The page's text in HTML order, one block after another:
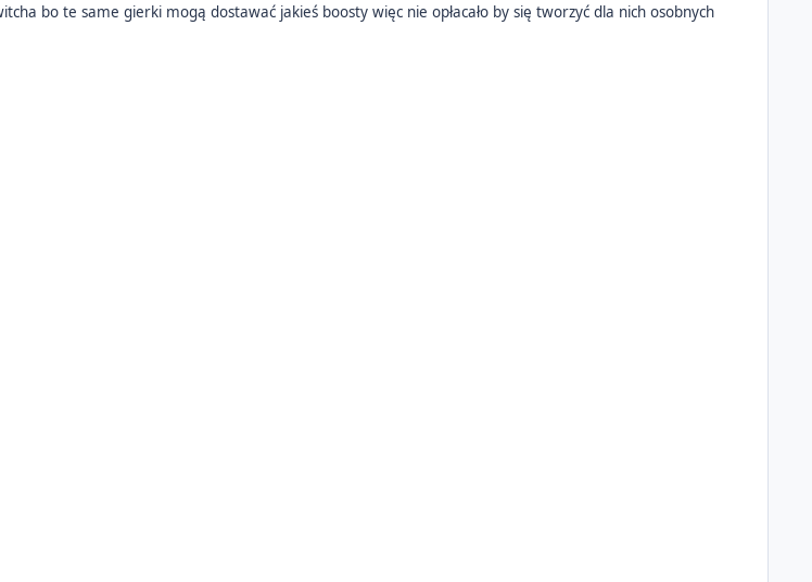
bo te same gierki mogą dostawać jakieś boosty więc nie opłacało by się tworzyć dla nich osobnych